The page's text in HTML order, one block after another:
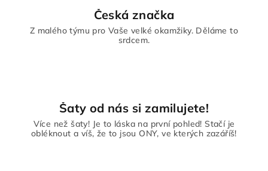
Česká značka
Z malého týmu pro Vaše velké okamžiky. Děláme to
srdcem.
Šaty od nás si zamilujete!
Více než šaty! Je to láska na první pohled! Stačí je
obléknout a víš, že to jsou ONY, ve kterých zazáříš!